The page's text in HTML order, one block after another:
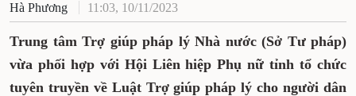
Hà Phương 11:03, 10/11/2023
Trung tâm Trợ giúp pháp lý Nhà nước (Sở Tư pháp)
vừa phối hợp với Hội Liên hiệp Phụ nữ tỉnh tổ chức
tuyên truyền về Luật Trợ giúp pháp lý cho người dân